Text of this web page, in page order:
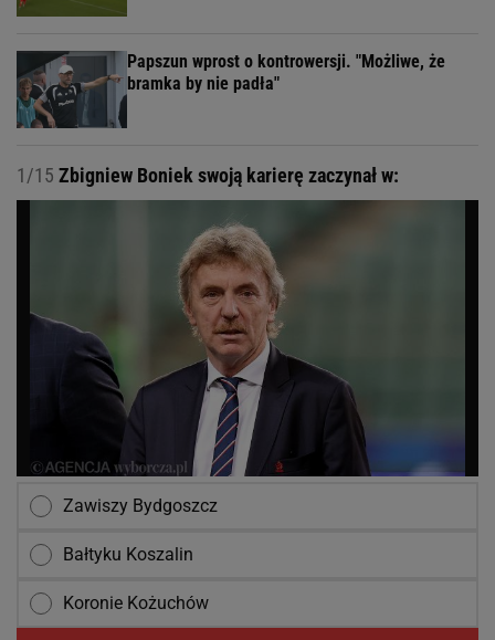
Papszun wprost o kontrowersji. "Możliwe, że
bramka by nie padła"
1/15 Zbigniew Boniek swoją karierę zaczynał w:
Zawiszy Bydgoszcz
Bałtyku Koszalin
Koronie Kożuchów